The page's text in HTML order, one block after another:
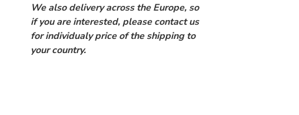
We also delivery across the Europe, so
if you are interested, please contact us
for individualy price of the shipping to
your country.